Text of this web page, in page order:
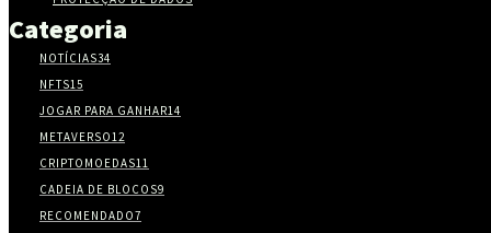
Categoria
NOTÍCIAS34
NFTS15
JOGAR PARA GANHAR14
METAVERSO12
CRIPTOMOEDAS11
CADEIA DE BLOCOS9
RECOMENDADO7